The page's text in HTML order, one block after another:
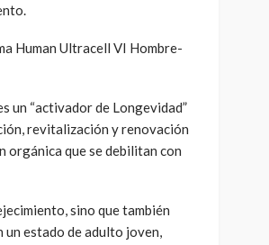
Human Ultracell VI Hombre-
un “activador de Longevidad”
revitalización y renovación
orgánica que se debilitan con
sino que también
un estado de adulto joven,